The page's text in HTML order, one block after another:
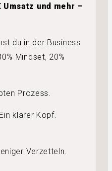
Umsatz und mehr –
du in der Business
Mindset, 20%
Prozess.
klarer Kopf.
Verzetteln.